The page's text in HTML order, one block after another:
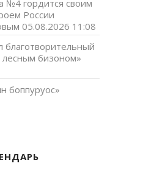
№4 гордится своим
России
05.08.2026 11:08
благотворительный
лесным бизоном»
боппуруос»